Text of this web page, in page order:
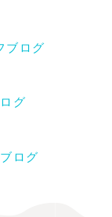
ブログ
グ
ログ